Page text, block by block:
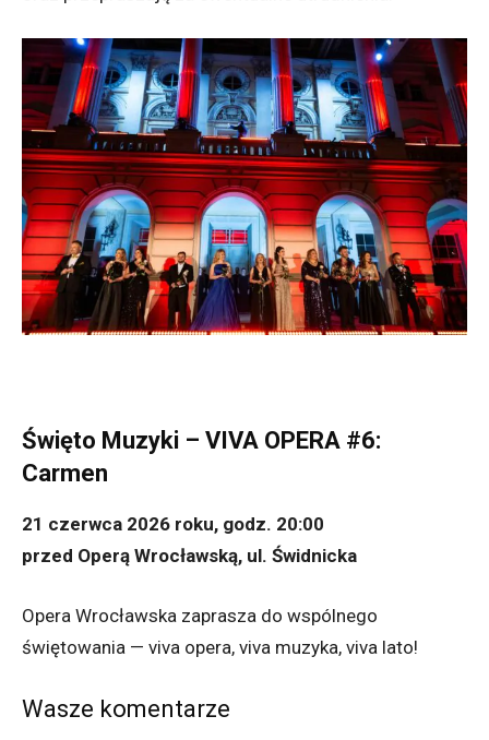
Święto Muzyki – VIVA OPERA #6:
Carmen
21 czerwca 2026 roku, godz. 20:00
przed Operą Wrocławską, ul. Świdnicka
Opera Wrocławska zaprasza do wspólnego
świętowania — viva opera, viva muzyka, viva lato!
Wasze komentarze